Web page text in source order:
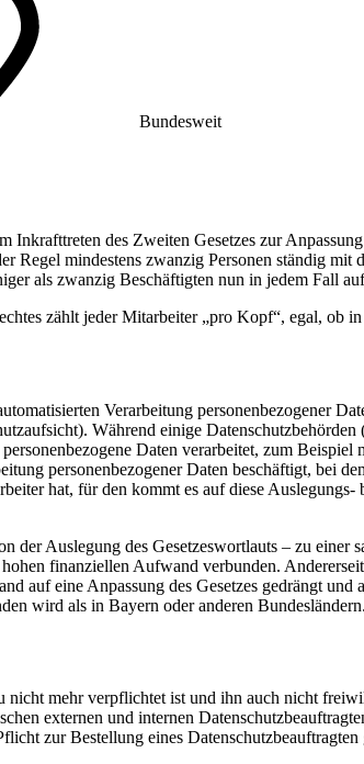
Bundesweit
des Zweiten Gesetzes zur
Regel mindestens zwanzig Personen ständig
als zwanzig Beschäftigten nun in jedem Fall
zählt jeder Mitarbeiter „pro Kopf“, egal, ob
Verarbeitung personenbezogener
Während einige
Daten verarbeitet, zum
personenbezogener Daten beschäftigt, bei
hat, für den kommt es auf diese
der Auslegung des Gesetzeswortlauts – zu
finanziellen Aufwand verbunden.
auf eine Anpassung des Gesetzes gedrängt
wird als in Bayern oder anderen Bundesländern.
nicht mehr verpflichtet ist und ihn auch nicht
externen und internen
zur Bestellung eines